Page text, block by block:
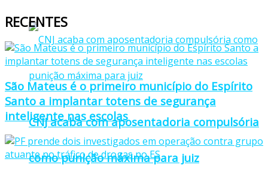
CNJ acaba com aposentadoria compulsória
como punição máxima para juiz
RECENTES
São Mateus é o primeiro município do Espírito
Santo a implantar totens de segurança
inteligente nas escolas